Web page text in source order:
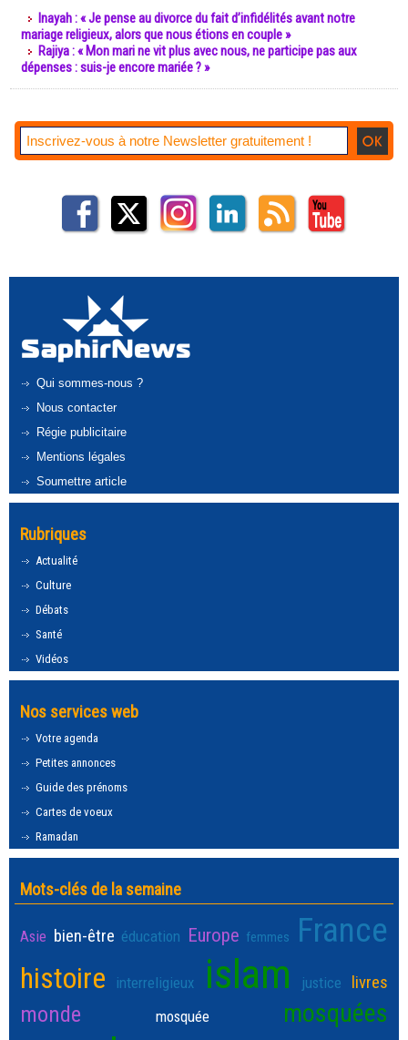
Inayah : « Je pense au divorce du fait d’infidélités avant notre
mariage religieux, alors que nous étions en couple »
Rajiya : « Mon mari ne vit plus avec nous, ne participe pas aux
dépenses : suis-je encore mariée ? »
Qui sommes-nous ?
Nous contacter
Régie publicitaire
Mentions légales
Soumettre article
Rubriques
Actualité
Culture
Débats
Santé
Vidéos
Nos services web
Votre agenda
Petites annonces
Guide des prénoms
Cartes de voeux
Ramadan
Mots-clés de la semaine
Asie bien-être éducation Europe femmes France
histoire interreligieux islam justice livres
monde mosquée mosquées